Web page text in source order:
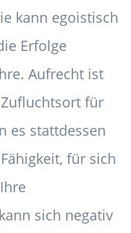
kann egoistisch
Erfolge
Aufrecht ist
für
es stattdessen
für sich
sich negativ